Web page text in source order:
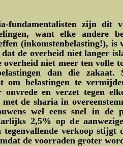
fundamentalisten zijn dit
want elke andere
(inkomstenbelasting!), is
de overheid niet langer
niet meer ten volle
dan die zakaat.
om belastingen te
en verzet tegen
de sharia in
wel eens snel in de
2,5% op de
verkoop stijgt
de voorraden groter